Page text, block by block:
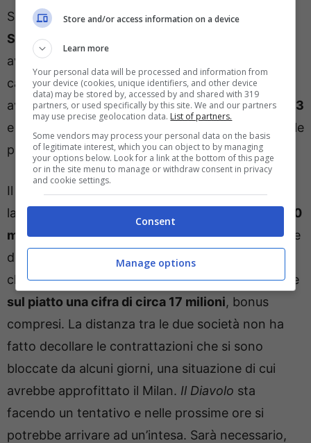
Seguire da vicino il terzinoJuanlu Sanchez del
Siviglia
avrebbe individuato come alternativa ideale al
capitano Giovanni Di Lorenzo. I rossoneri
avrebbero giàavviato i contatti per il classe 2003
e pare che la trattativa possa entrare nel vivo nelle
prossime ore.
Il Siviglia avrebbe già aperto alla cessione e per
lasciar partire il terzino
la richiesta è di almeno 20
milioni di euro. Sarebbero state proprio le pretese
del club andaluso ad aver messo in stallo con il
club campano che si era detto disposto a mettere
sul piatto una cifra di circa 17 milioni, bonus
compresi. La distanza tra le due società non ha
fatto decollare le contrattazioni che si sono
bloccate da alcuni giorni, una situazione di cui
avrebbe approfittato il Milan. Il Diavolo sta
facendo un tentativo e nelle prossime ore si
potrebbe arrivare ad un’intesa. Sarà necessario,
Store and/or access information on a device
Learn more
Your personal data will be processed and information from
your device (cookies, unique identifiers, and other device
data) may be stored by, accessed by and shared with 319
partners, or used specifically by this site. We and our partners
may use precise geolocation data. List of partners.
Some vendors may process your personal data on the basis
of legitimate interest, which you can object to by managing
your options below. Look for a link at the bottom of this page
or in the site menu to manage or withdraw consent in privacy
and cookie settings.
Consent
Manage options